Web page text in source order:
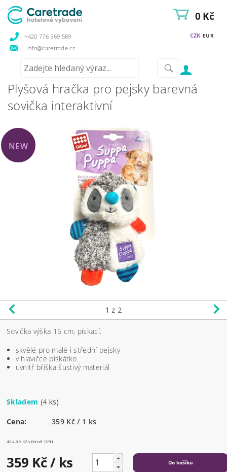
+420 776 569 589
info@caretrade.cz
CZK EUR
0 Kč
Plyšová hračka pro pejsky barevná
sovička interaktivní
NEW
1 z 2
Sovička výška 16 cm, pískací.
skvělé pro malé i střední pejsky
v hlavičce pískátko
uvnitř bříška šustivý materiál
Skladem (4 ks)
Cena: 359 Kč / 1 ks
434,39 Kč včetně DPH
359 Kč/ ks